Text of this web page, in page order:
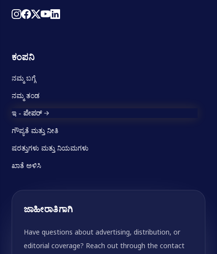
ಕಂಪನಿ
ನಮ್ಮ ಬಗ್ಗೆ
ನಮ್ಮ ತಂಡ
ಇ - ಪೇಪರ್
ಗೌಪ್ಯತೆ ಮತ್ತು ನೀತಿ
ಷರತ್ತುಗಳು ಮತ್ತು ನಿಯಮಗಳು
ಖಾತೆ ಅಳಿಸಿ
ಜಾಹೀರಾತಿಗಾಗಿ
Have questions about advertising, distribution, or
editorial coverage? Reach out through the contact